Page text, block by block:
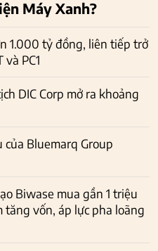
Máy Xanh?
1.000 tỷ đồng, liên tiếp trở
PC1
DIC Corp mở ra khoảng
của Bluemarq Group
Biwase mua gần 1 triệu
vốn, áp lực pha loãng